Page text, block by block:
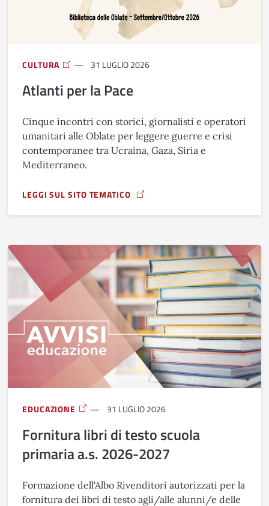
CULTURA 31 LUGLIO 2026
Atlanti per la Pace
Cinque incontri con storici, giornalisti e operatori
umanitari alle Oblate per leggere guerre e crisi
contemporanee tra Ucraina, Gaza, Siria e
Mediterraneo.
LEGGI SUL SITO TEMATICO
A PROPOSITO DI ATLANTI PER LA PACE
EDUCAZIONE 31 LUGLIO 2026
Fornitura libri di testo scuola
primaria a.s. 2026-2027
Formazione dell'Albo Rivenditori autorizzati per la
fornitura dei libri di testo agli/alle alunni/e delle